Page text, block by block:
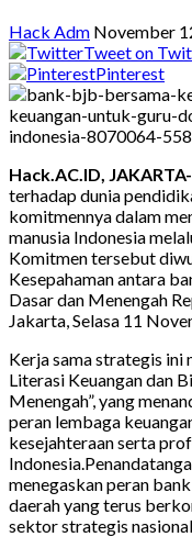
Hack Adm November
Tweet on
Pinterest
Hack.AC.ID, JAKARTA-
terhadap dunia
komitmennya dalam
manusia Indonesia
Komitmen tersebut
Kesepahaman antara
Dasar dan Menengah
Jakarta, Selasa 11
Kerja sama strategis ini
Literasi Keuangan dan
Menengah”, yang
peran lembaga
kesejahteraan serta
menegaskan peran bank
daerah yang terus
sektor strategis